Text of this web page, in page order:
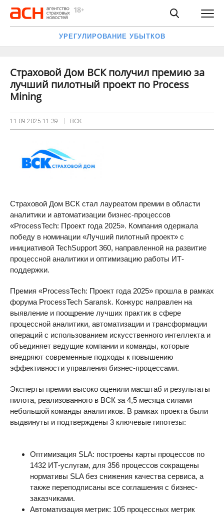
УРЕГУЛИРОВАНИЕ УБЫТКОВ
Страховой Дом ВСК получил премию за
лучший пилотный проект по Process
Mining
11.09.2025 11:39 ВСК
Страховой Дом ВСК стал лауреатом премии в области
аналитики и автоматизации бизнес-процессов
«ProcessTech: Проект года 2025». Компания одержала
победу в номинации «Лучший пилотный проект» с
инициативой TechSupport 360, направленной на развитие
процессной аналитики и оптимизацию работы ИТ-
поддержки.
Премия «ProcessTech: Проект года 2025» прошла в рамках
форума ProcessTech Saransk. Конкурс направлен на
выявление и поощрение лучших практик в сфере
процессной аналитики, автоматизации и трансформации
операций с использованием искусственного интеллекта и
объединяет ведущие компании и команды, которые
внедряют современные подходы к повышению
эффективности управления бизнес-процессами.
Эксперты премии высоко оценили масштаб и результаты
пилота, реализованного в ВСК за 4,5 месяца силами
небольшой команды аналитиков. В рамках проекта были
выдвинуты и подтверждены 3 ключевые гипотезы:
Оптимизация SLA: построены карты процессов по
1432 ИТ-услугам, для 356 процессов сокращены
нормативы SLA без снижения качества сервиса, а
также переподписаны все соглашения с бизнес-
заказчиками.
Автоматизация метрик: 105 процессных метрик